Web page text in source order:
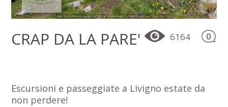
CRAP DA LA PARE' 6164 0
Escursioni e passeggiate a Livigno estate da
non perdere!